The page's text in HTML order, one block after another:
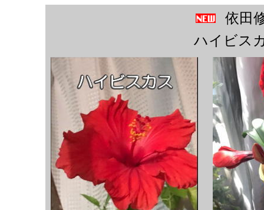
依田
ハイビス